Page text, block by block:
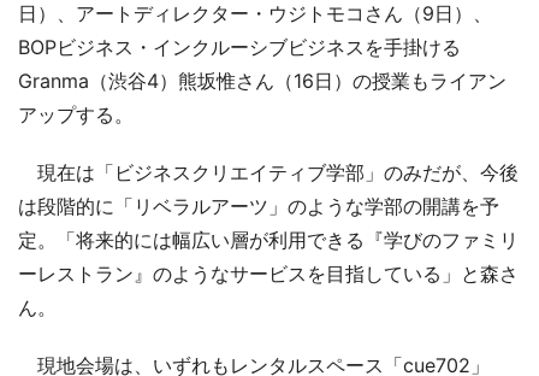
日）、アートディレクター・ウジトモコさん（9日）、
BOPビジネス・インクルーシブビジネスを手掛ける
Granma（渋谷4）熊坂惟さん（16日）の授業もライアン
アップする。
現在は「ビジネスクリエイティブ学部」のみだが、今後
は段階的に「リベラルアーツ」のような学部の開講を予
定。「将来的には幅広い層が利用できる『学びのファミリ
ーレストラン』のようなサービスを目指している」と森さ
ん。
現地会場は、いずれもレンタルスペース「cue702」